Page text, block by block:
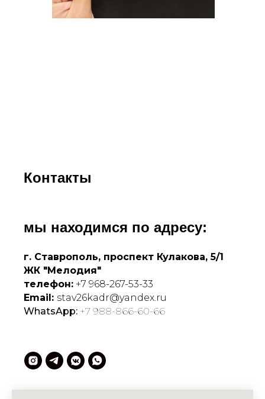
Контакты
мы находимся по адресу:
г. Ставрополь, проспект Кулакова, 5/1
ЖК "Мелодия"
телефон: +7 968-267-53-33
Email: stav26kadr@yandex.ru
WhatsApp: +7 988-866-60-66